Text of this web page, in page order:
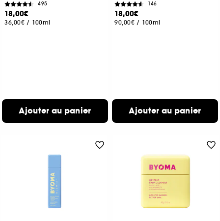
495
18,00€
36,00€ / 100ml
Ajouter au panier
146
18,00€
90,00€ / 100ml
Ajouter au panier